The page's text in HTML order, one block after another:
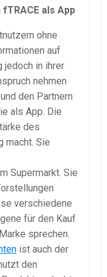
als App
ohne
auf
jedoch in ihrer
nehmen
den Partnern
als App. Die
des
macht. Sie
Supermarkt. Sie
verschiedene
für den Kauf
sprechen.
ist auch der
den